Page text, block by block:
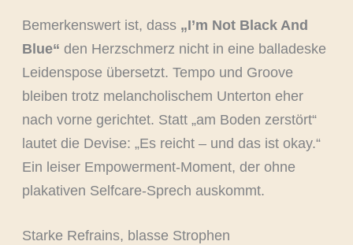
Bemerkenswert ist, dass „I’m Not Black And
Blue“ den Herzschmerz nicht in eine balladeske
Leidenspose übersetzt. Tempo und Groove
bleiben trotz melancholischem Unterton eher
nach vorne gerichtet. Statt „am Boden zerstört“
lautet die Devise: „Es reicht – und das ist okay.“
Ein leiser Empowerment-Moment, der ohne
plakativen Selfcare-Sprech auskommt.
Starke Refrains, blasse Strophen